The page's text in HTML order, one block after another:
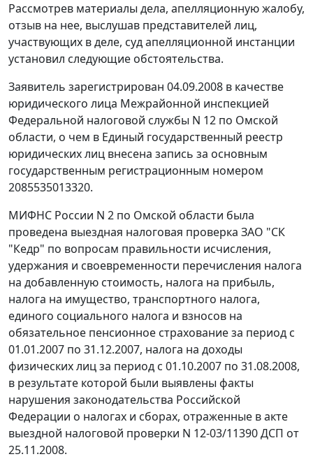
Рассмотрев материалы дела, апелляционную жалобу,
отзыв на нее, выслушав представителей лиц,
участвующих в деле, суд апелляционной инстанции
установил следующие обстоятельства.
Заявитель зарегистрирован 04.09.2008 в качестве
юридического лица Межрайонной инспекцией
Федеральной налоговой службы N 12 по Омской
области, о чем в Единый государственный реестр
юридических лиц внесена запись за основным
государственным регистрационным номером
2085535013320.
МИФНС России N 2 по Омской области была
проведена выездная налоговая проверка ЗАО "СК
"Кедр" по вопросам правильности исчисления,
удержания и своевременности перечисления налога
на добавленную стоимость, налога на прибыль,
налога на имущество, транспортного налога,
единого социального налога и взносов на
обязательное пенсионное страхование за период с
01.01.2007 по 31.12.2007, налога на доходы
физических лиц за период с 01.10.2007 по 31.08.2008,
в результате которой были выявлены факты
нарушения законодательства Российской
Федерации о налогах и сборах, отраженные в акте
выездной налоговой проверки N 12-03/11390 ДСП от
25.11.2008.